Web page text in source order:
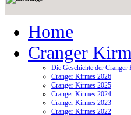
Home
Cranger
Die Geschichte der Cranger
Cranger Kirmes 2026
Cranger Kirmes 2025
Cranger Kirmes 2024
Cranger Kirmes 2023
Cranger Kirmes 2022